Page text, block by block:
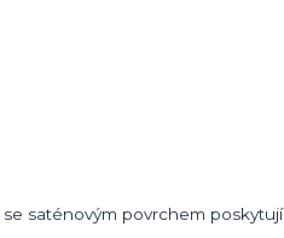
saténovým povrchem poskytují